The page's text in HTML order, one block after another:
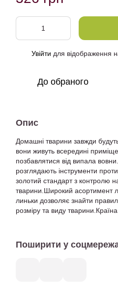
Увійти для відображення
До обраного
Опис
Домашні тварини завжди
вони живуть всередині
позбавлятися від випала
розглядають інструменти
золотий стандарт з контролю
тварини.Широкий асортимент
линьки дозволяє знайти
розміру та виду
Поширити у